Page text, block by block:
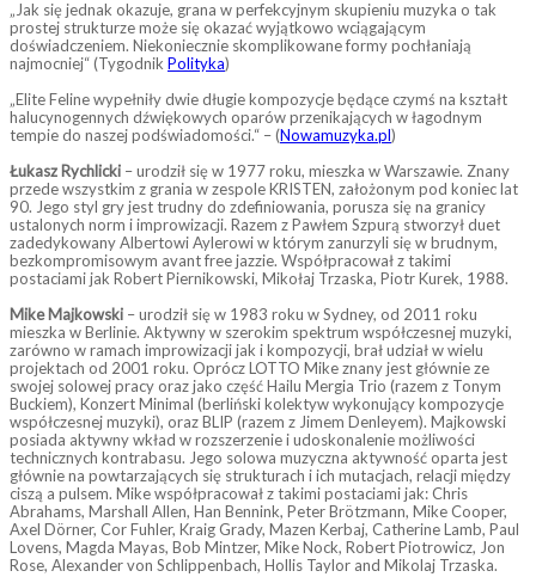
„Jak się jednak okazuje, grana w perfekcyjnym skupieniu muzyka o tak
prostej strukturze może się okazać wyjątkowo wciągającym
doświadczeniem. Niekoniecznie skomplikowane formy pochłaniają
najmocniej“ (Tygodnik Polityka)
„Elite Feline wypełniły dwie długie kompozycje będące czymś na kształt
halucynogennych dźwiękowych oparów przenikających w łagodnym
tempie do naszej podświadomości.“ – (Nowamuzyka.pl)
Łukasz Rychlicki – urodził się w 1977 roku, mieszka w Warszawie. Znany
przede wszystkim z grania w zespole KRISTEN, założonym pod koniec lat
90. Jego styl gry jest trudny do zdefiniowania, porusza się na granicy
ustalonych norm i improwizacji. Razem z Pawłem Szpurą stworzył duet
zadedykowany Albertowi Aylerowi w którym zanurzyli się w brudnym,
bezkompromisowym avant free jazzie. Współpracował z takimi
postaciami jak Robert Piernikowski, Mikołaj Trzaska, Piotr Kurek, 1988.
Mike Majkowski – urodził się w 1983 roku w Sydney, od 2011 roku
mieszka w Berlinie. Aktywny w szerokim spektrum współczesnej muzyki,
zarówno w ramach improwizacji jak i kompozycji, brał udział w wielu
projektach od 2001 roku. Oprócz LOTTO Mike znany jest głównie ze
swojej solowej pracy oraz jako część Hailu Mergia Trio (razem z Tonym
Buckiem), Konzert Minimal (berliński kolektyw wykonujący kompozycje
współczesnej muzyki), oraz BLIP (razem z Jimem Denleyem). Majkowski
posiada aktywny wkład w rozszerzenie i udoskonalenie możliwości
technicznych kontrabasu. Jego solowa muzyczna aktywność oparta jest
głównie na powtarzających się strukturach i ich mutacjach, relacji między
ciszą a pulsem. Mike współpracował z takimi postaciami jak: Chris
Abrahams, Marshall Allen, Han Bennink, Peter Brötzmann, Mike Cooper,
Axel Dörner, Cor Fuhler, Kraig Grady, Mazen Kerbaj, Catherine Lamb, Paul
Lovens, Magda Mayas, Bob Mintzer, Mike Nock, Robert Piotrowicz, Jon
Rose, Alexander von Schlippenbach, Hollis Taylor and Mikolaj Trzaska.